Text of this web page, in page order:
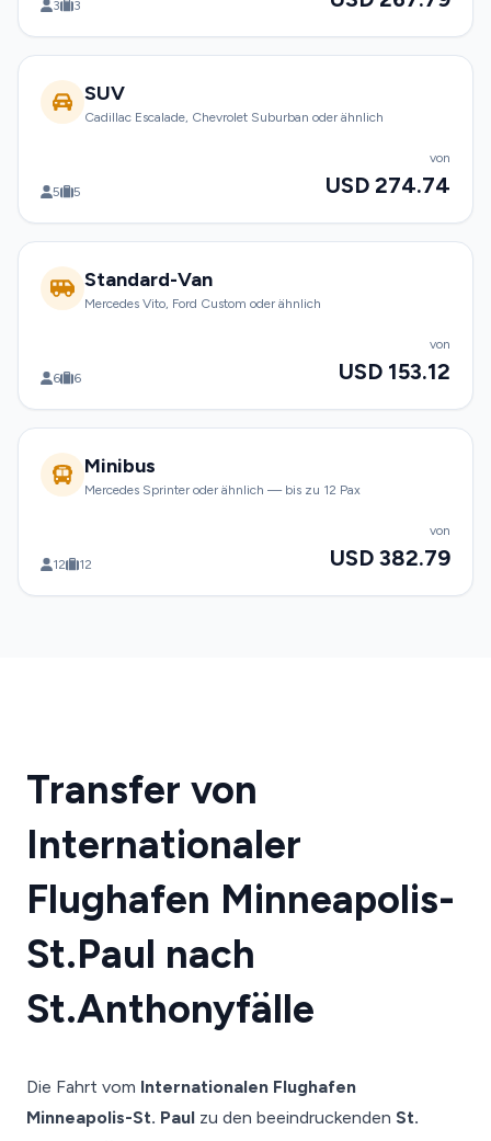
3 3
SUV
Cadillac Escalade, Chevrolet Suburban oder ähnlich
5 5
von
USD 274.74
Standard-Van
Mercedes Vito, Ford Custom oder ähnlich
6 6
von
USD 153.12
Minibus
Mercedes Sprinter oder ähnlich — bis zu 12 Pax
12 12
von
USD 382.79
Transfer von
Internationaler
Flughafen Minneapolis-
St.Paul nach
St.Anthonyfälle
Die Fahrt vom Internationalen Flughafen
Minneapolis-St. Paul zu den beeindruckenden St.